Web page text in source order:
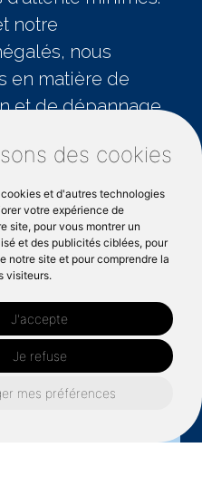
des cookies
et d'autres technologies
votre expérience de
site, pour vous montrer un
et des publicités ciblées, pour
notre site et pour comprendre la
visiteurs.
J'accepte
Je refuse
mes préférences
notre
nous
en matière de
et de dépannage,
Des
irréprochable
élogieux. Faites
et
considérez IDM
le premier choix
volets roulants à